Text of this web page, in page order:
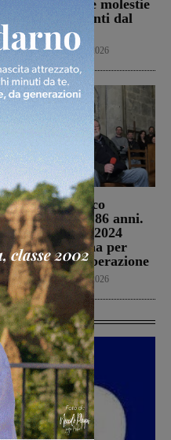
un esposto sulle molestie
olfattive derivanti dal
sito
Cronaca 6 Agosto 2026
Morto Francesco
Guccini, aveva 86 anni.
Il 25 aprile del 2024
venne a Gropina per
celebrare la Liberazione
Cronaca 6 Agosto 2026